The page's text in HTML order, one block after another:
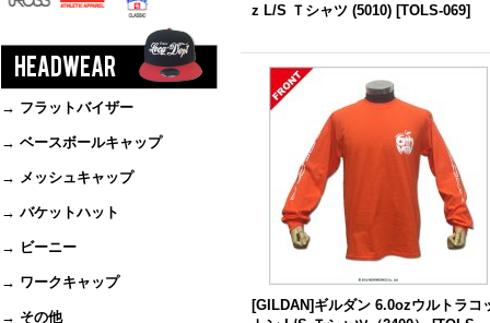
→ フラットバイザー
→ ベースボールキャップ
→ メッシュキャップ
→ バケットハット
→ ビーニー
→ ワークキャップ
→ その他
z L/S Ｔシャツ (5010) [TOLS-069]
[GILDAN]ギルダン 6.0ozウルトラコ